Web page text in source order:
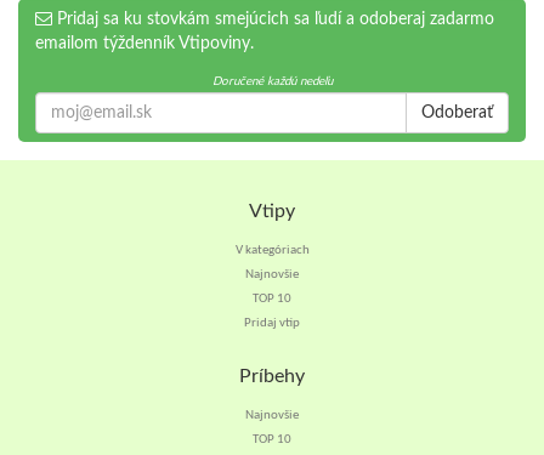
Pridaj sa ku stovkám smejúcich sa ľudí a odoberaj zadarmo
emailom týždenník Vtipoviny.
Doručené každú nedeľu
Odoberať
Vtipy
V kategóriach
Najnovšie
TOP 10
Pridaj vtip
Príbehy
Najnovšie
TOP 10